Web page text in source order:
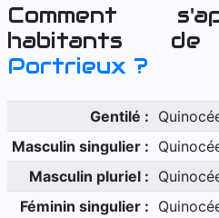
Comment
habitants
Portrieux ?
Gentilé :
Masculin singulier :
Masculin pluriel :
Féminin singulier :